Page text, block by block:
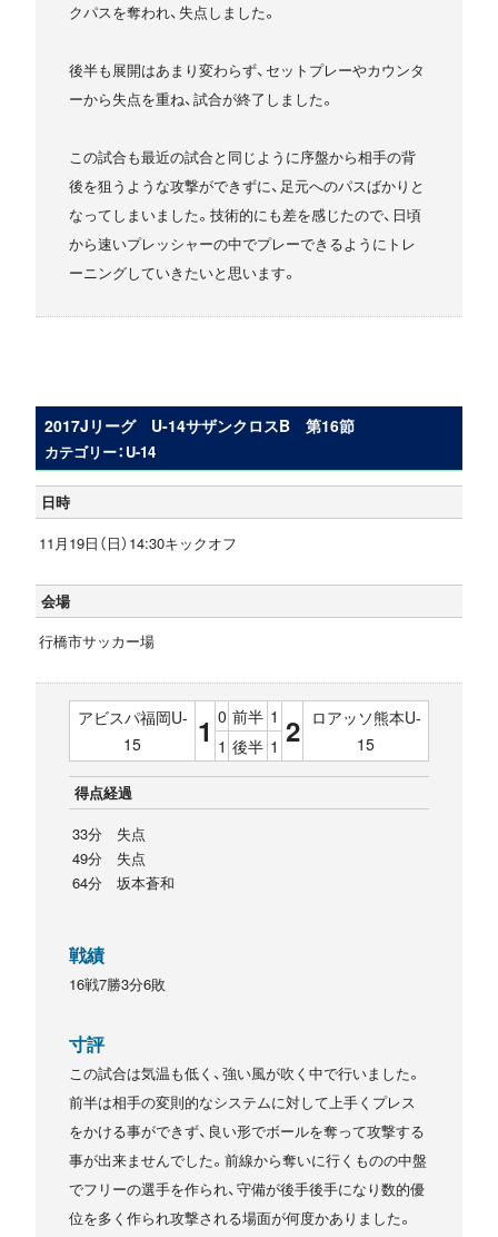
クパスを奪われ、失点しました。
後半も展開はあまり変わらず、セットプレーやカウンタ
ーから失点を重ね、試合が終了しました。
この試合も最近の試合と同じように序盤から相手の背
後を狙うような攻撃ができずに、足元へのパスばかりと
なってしまいました。技術的にも差を感じたので、日頃
から速いプレッシャーの中でプレーできるようにトレ
ーニングしていきたいと思います。
2017Jリーグ U-14サザンクロスB 第16節
カテゴリー：U-14
日時
11月19日（日）14:30キックオフ
会場
行橋市サッカー場
アビスパ福岡U-
15
1 0 前半 1 2
ロアッソ熊本U-
15
1 後半 1
得点経過
33分 失点
49分 失点
64分 坂本蒼和
戦績
16戦7勝3分6敗
寸評
この試合は気温も低く、強い風が吹く中で行いました。
前半は相手の変則的なシステムに対して上手くプレス
をかける事ができず、良い形でボールを奪って攻撃する
事が出来ませんでした。前線から奪いに行くものの中盤
でフリーの選手を作られ、守備が後手後手になり数的優
位を多く作られ攻撃される場面が何度かありました。